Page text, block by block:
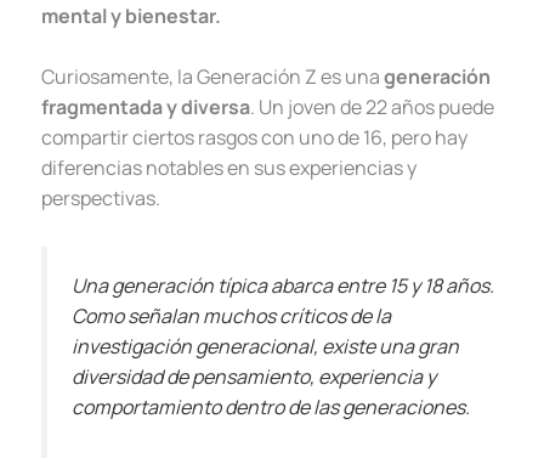
mental y bienestar.
Curiosamente, la Generación Z es unageneración
fragmentaday diversa. Un joven de 22 años puede
compartir ciertos rasgos con uno de 16, pero hay
diferencias notables en sus experiencias y
perspectivas.
Una generación típica abarca entre 15 y 18 años.
Como señalan muchos críticos de la
investigación generacional, existe una gran
diversidad de pensamiento, experiencia y
comportamiento dentro de las generaciones.